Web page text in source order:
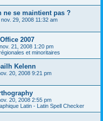
ne se maintient pas ?
29, 2008 11:32 am
2007
21, 2008 1:20 pm
et minoritaires
Kelenn
20, 2008 9:21 pm
20, 2008 2:55 pm
Latin - Latin Spell Checker